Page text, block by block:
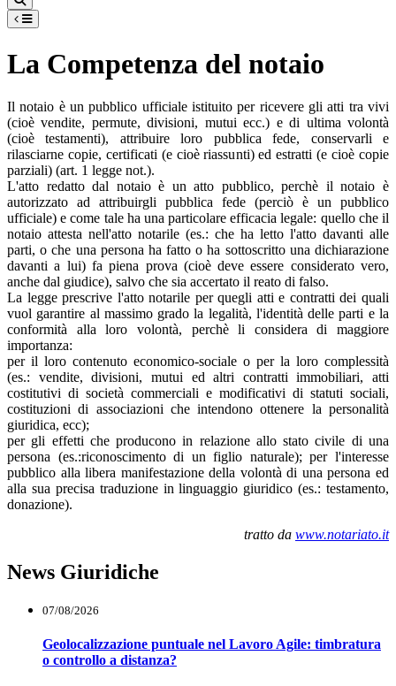
La Competenza del notaio
Il notaio è un pubblico ufficiale istituito per ricevere gli atti tra vivi
(cioè vendite, permute, divisioni, mutui ecc.) e di ultima volontà
(cioè testamenti), attribuire loro pubblica fede, conservarli e
rilasciarne copie, certificati (e cioè riassunti) ed estratti (e cioè copie
parziali) (art. 1 legge not.).
L'atto redatto dal notaio è un atto pubblico, perchè il notaio è
autorizzato ad attribuirgli pubblica fede (perciò è un pubblico
ufficiale) e come tale ha una particolare efficacia legale: quello che il
notaio attesta nell'atto notarile (es.: che ha letto l'atto davanti alle
parti, o che una persona ha fatto o ha sottoscritto una dichiarazione
davanti a lui) fa piena prova (cioè deve essere considerato vero,
anche dal giudice), salvo che sia accertato il reato di falso.
La legge prescrive l'atto notarile per quegli atti e contratti dei quali
vuol garantire al massimo grado la legalità, l'identità delle parti e la
conformità alla loro volontà, perchè li considera di maggiore
importanza:
per il loro contenuto economico-sociale o per la loro complessità
(es.: vendite, divisioni, mutui ed altri contratti immobiliari, atti
costitutivi di società commerciali e modificativi di statuti sociali,
costituzioni di associazioni che intendono ottenere la personalità
giuridica, ecc);
per gli effetti che producono in relazione allo stato civile di una
persona (es.:riconoscimento di un figlio naturale); per l'interesse
pubblico alla libera manifestazione della volontà di una persona ed
alla sua precisa traduzione in linguaggio giuridico (es.: testamento,
donazione).
tratto da www.notariato.it
News Giuridiche
07/08/2026
Geolocalizzazione puntuale nel Lavoro Agile: timbratura
o controllo a distanza?